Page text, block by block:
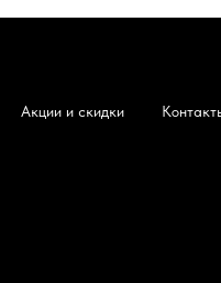
Акции и скидки